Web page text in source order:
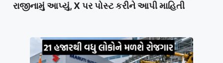
રાજીનામું આપ્યું, X પર પોસ્ટ કરીને આપી માહિતી